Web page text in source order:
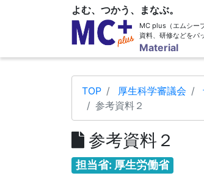
よむ、つかう、まなぶ。
MC plus（エムシー
資料、研修などをパ
Material
TOP 厚生科学審議会
参考資料２
参考資料２
担当省: 厚生労働省